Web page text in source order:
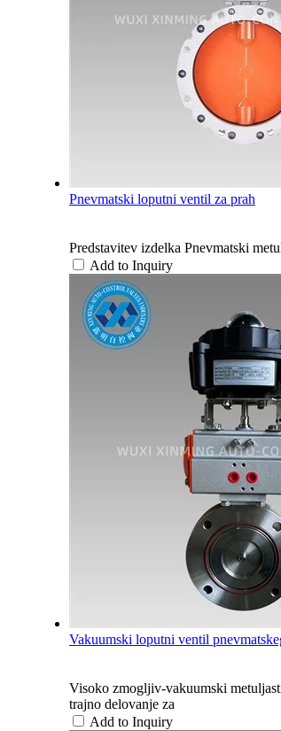
Pnevmatski loputni ventil za prah
Predstavitev izdelka Pnevmatski
Add to Inquiry
Vakuumski loputni ventil
Visoko zmogljiv-vakuumski
trajno delovanje za
Add to Inquiry